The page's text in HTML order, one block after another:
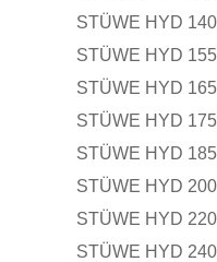
STÜWE HYD
STÜWE HYD
STÜWE HYD
STÜWE HYD
STÜWE HYD
STÜWE HYD
STÜWE HYD
STÜWE HYD